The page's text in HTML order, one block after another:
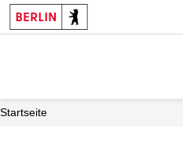
Startseite